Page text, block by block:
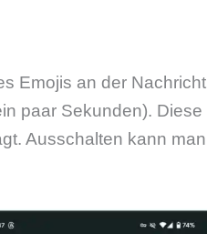
Emojis an der Nachricht
paar Sekunden). Diese
Ausschalten kann man